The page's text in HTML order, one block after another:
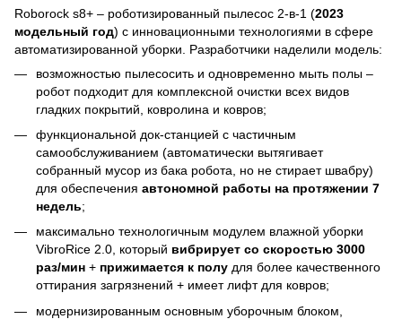
Roborock s8+ – роботизированный пылесос 2-в-1 (2023
модельный год) с инновационными технологиями в сфере
автоматизированной уборки. Разработчики наделили модель:
возможностью пылесосить и одновременно мыть полы –
робот подходит для комплексной очистки всех видов
гладких покрытий, ковролина и ковров;
функциональной док-станцией с частичным
самообслуживанием (автоматически вытягивает
собранный мусор из бака робота, но не стирает швабру)
для обеспечения автономной работы на протяжении 7
недель;
максимально технологичным модулем влажной уборки
VibroRice 2.0, который вибрирует со скоростью 3000
раз/мин + прижимается к полу для более качественного
оттирания загрязнений + имеет лифт для ковров;
модернизированным основным уборочным блоком,